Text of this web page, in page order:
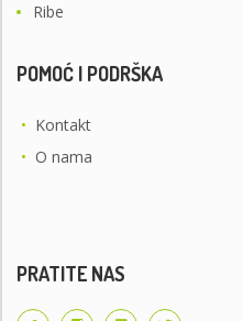
Ribe
POMOĆ I PODRŠKA
• Kontakt
• O nama
PRATITE NAS